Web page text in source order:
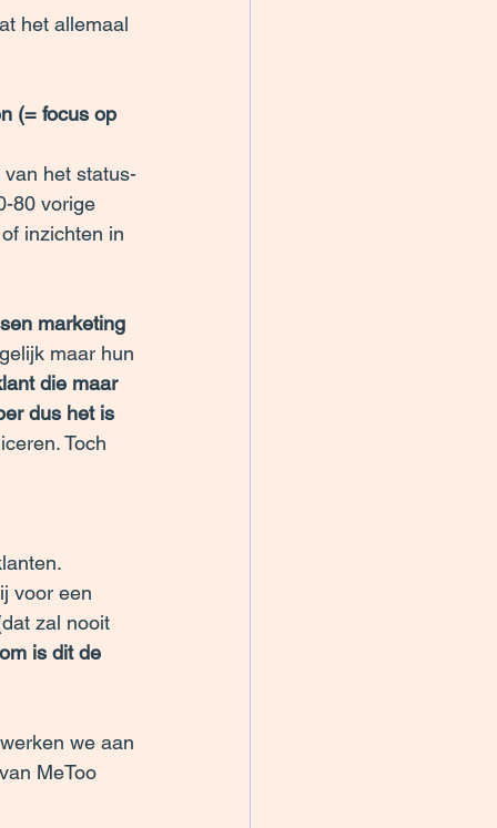
het allemaal
(= focus op
het status-
80 vorige
inzichten in
marketing
maar hun
die maar
dus het is
Toch
voor een
zal nooit
is dit de
we aan
MeToo